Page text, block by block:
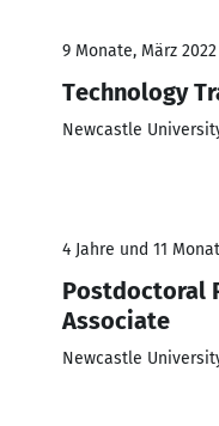
9 Monate, März
Technology
Newcastle
4 Jahre und 11
Postdoctoral
Associate
Newcastle